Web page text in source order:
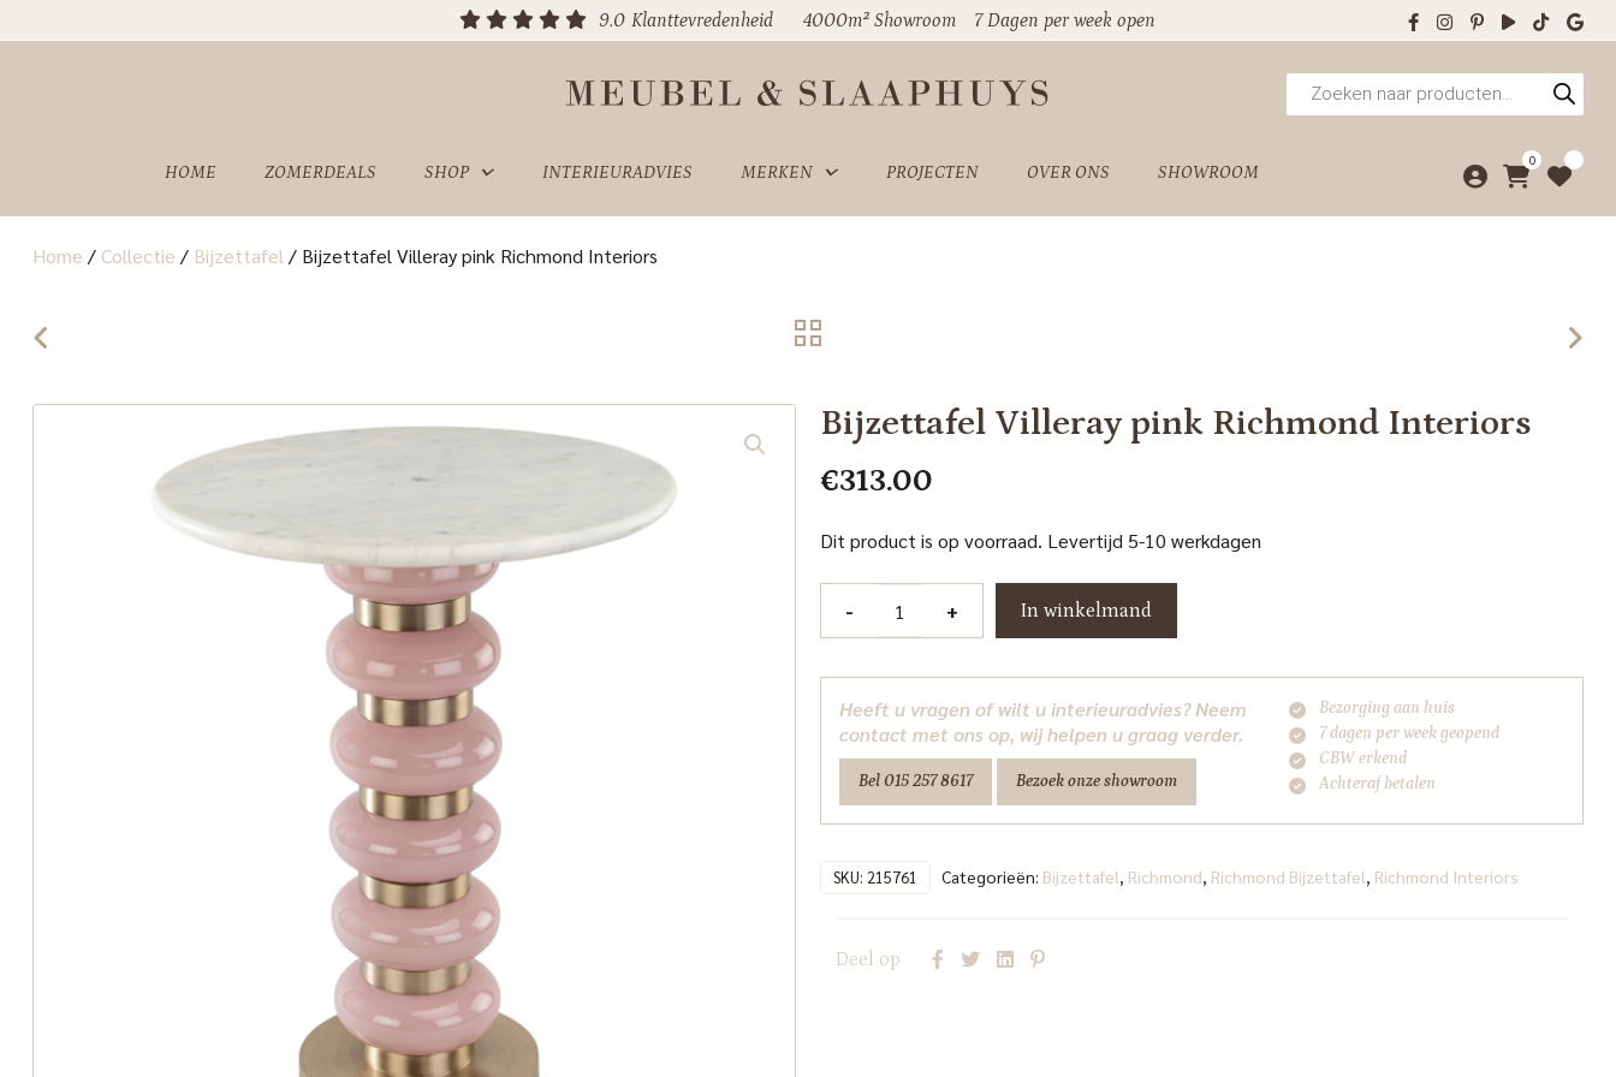
9.0 Klanttevredenheid 4000m² Showroom 7 Dagen per week open
Producten
zoeken
HOME ZOMERDEALS SHOP INTERIEURADVIES MERKEN PROJECTEN OVER ONS SHOWROOM
0
SHOWROOM
Home / Collectie / Bijzettafel / Bijzettafel Villeray pink Richmond Interiors
Bijzettafel Villeray pink Richmond Interiors
€313.00
Dit product is op voorraad. Levertijd 5-10 werkdagen
-
Interiors
aantal
+ In winkelmand
Heeft u vragen of wilt u interieuradvies? Neem
contact met ons op, wij helpen u graag verder.
Bel 015 257 8617 Bezoek onze showroom
Bezorging aan huis
7 dagen per week geopend
CBW erkend
Achteraf betalen
SKU: 215761 Categorieën: Bijzettafel, Richmond, Richmond Bijzettafel, Richmond Interiors
Deel op